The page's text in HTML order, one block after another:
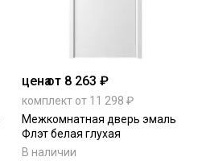
ценаот 8 263 ₽
комплект от 11 298 ₽
Межкомнатная дверь эмаль
Флэт белая глухая
В наличии